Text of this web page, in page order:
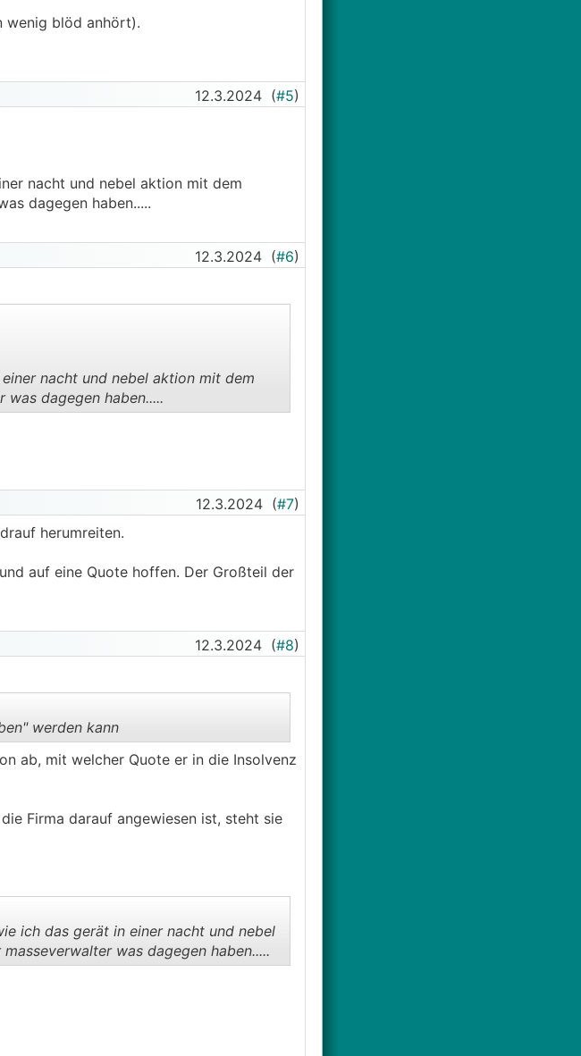
wenig blöd anhört).
12.3.2024 (#5)
nacht und nebel aktion mit dem
dagegen haben.....
12.3.2024 (#6)
nacht und nebel aktion mit dem
dagegen haben.....
12.3.2024 (#7)
herumreiten.
auf eine Quote hoffen. Der Großteil der
12.3.2024 (#8)
werden kann
ab, mit welcher Quote er in die Insolvenz
Firma darauf angewiesen ist, steht sie
ich das gerät in einer nacht und nebel
was dagegen haben.....